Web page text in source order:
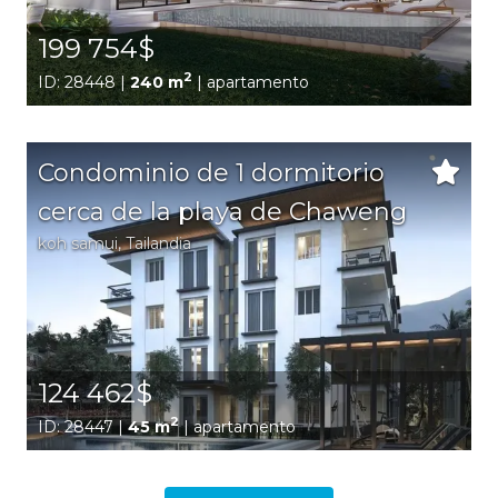
199 754$
ID: 28448 |240 m2| apartamento
Condominio de 1 dormitorio
cerca de la playa de Chaweng
koh samui,Tailandia
124 462$
ID: 28447 |45 m2| apartamento